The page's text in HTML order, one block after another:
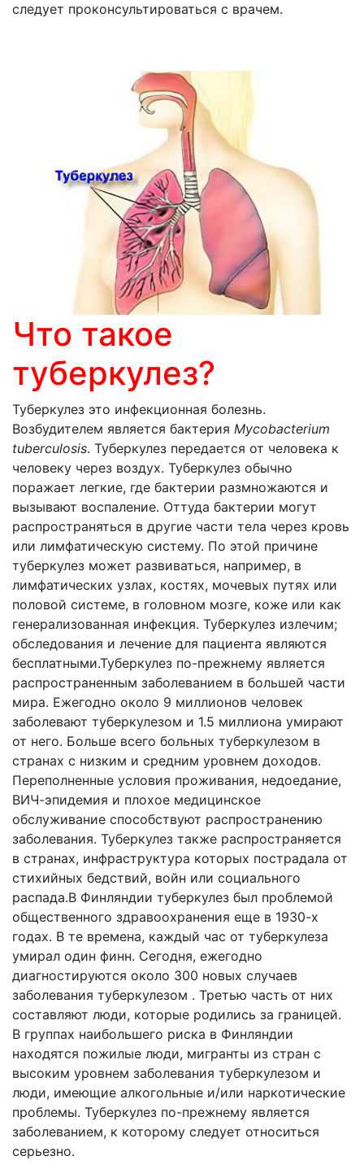
следует проконсультироваться с врачем.
Что такое
туберкулез?
Туберкулез это инфекционная болезнь.
Возбудителем является бактерия Mycobacterium
tuberculosis. Туберкулез передается от человека к
человеку через воздух. Туберкулез обычно
поражает легкие, где бактерии размножаются и
вызывают воспаление. Оттуда бактерии могут
распространяться в другие части тела через кровь
или лимфатическую систему. По этой причине
туберкулез может развиваться, например, в
лимфатических узлах, костях, мочевых путях или
половой системе, в головном мозге, коже или как
генерализованная инфекция. Туберкулез излечим;
обследования и лечение для пациента являются
бесплатными.Туберкулез по-прежнему является
распространенным заболеванием в большей части
мира. Ежегодно около 9 миллионов человек
заболевают туберкулезом и 1.5 миллиона умирают
от него. Больше всего больных туберкулезом в
странах с низким и средним уровнем доходов.
Переполненные условия проживания, недоедание,
ВИЧ-эпидемия и плохое медицинское
обслуживание способствуют распространению
заболевания. Туберкулез также распространяется
в странах, инфраструктура которых пострадала от
стихийных бедствий, войн или социального
распада.В Финляндии туберкулез был проблемой
общественного здравоохранения еще в 1930-х
годах. В те времена, каждый час от туберкулеза
умирал один финн. Сегодня, ежегодно
диагностируются около 300 новых случаев
заболевания туберкулезом . Третью часть от них
составляют люди, которые родились за границей.
В группах наибольшего риска в Финляндии
находятся пожилые люди, мигранты из стран с
высоким уровнем заболевания туберкулезом и
люди, имеющие алкогольные и/или наркотические
проблемы. Туберкулез по-прежнему является
заболеванием, к которому следует относиться
серьезно.